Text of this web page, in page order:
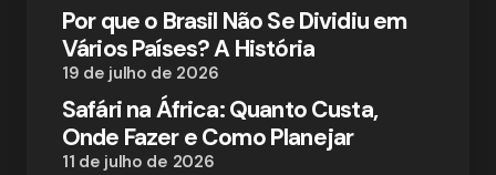
Por que o Brasil Não Se Dividiu em
Vários Países? A História
19 de julho de 2026
Safári na África: Quanto Custa,
Onde Fazer e Como Planejar
11 de julho de 2026